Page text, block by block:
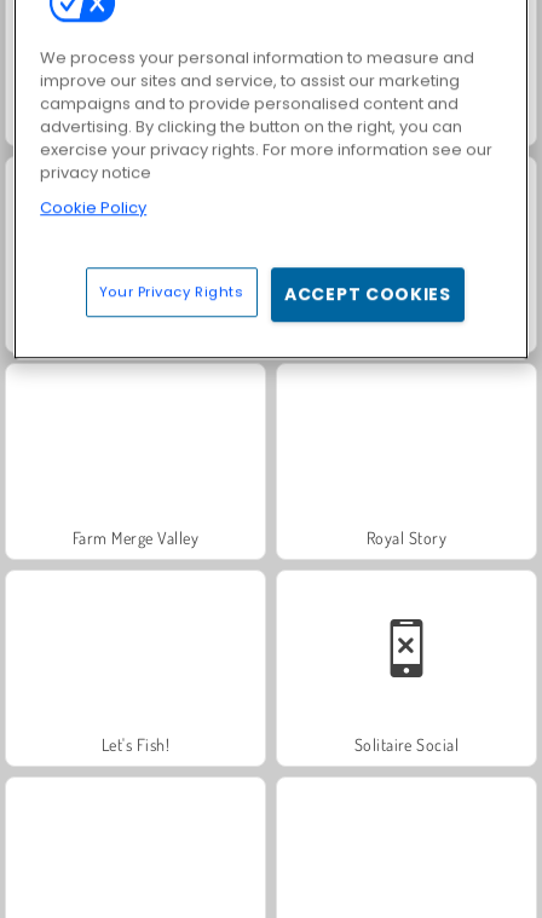
Masha and the Bear: Meadows Scala 40
Farm Merge Valley Royal Story
Let's Fish! Solitaire Social
We process your personal information to measure and
improve our sites and service, to assist our marketing
campaigns and to provide personalised content and
advertising. By clicking the button on the right, you can
exercise your privacy rights. For more information see our
privacy notice
Cookie Policy
Your Privacy Rights ACCEPT COOKIES